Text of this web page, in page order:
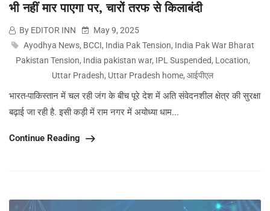
भी नहीं मार पाएगा पर, चारों तरफ से किलाबंदी
By EDITOR INN
May 9, 2025
Ayodhya News, BCCI, India Pak Tension, India Pak War Bharat
Pakistan Tension, India pakistan war, IPL Suspended, Location,
Uttar Pradesh, Uttar Pradesh home, आईपीएल
भारत-पाकिस्तान में चल रही जंग के बीच पूरे देश में अति संवेदनशील क्षेत्र की सुरक्षा
बढ़ाई जा रही है. इसी कड़ी में राम नगर में अयोध्या धाम...
Continue Reading